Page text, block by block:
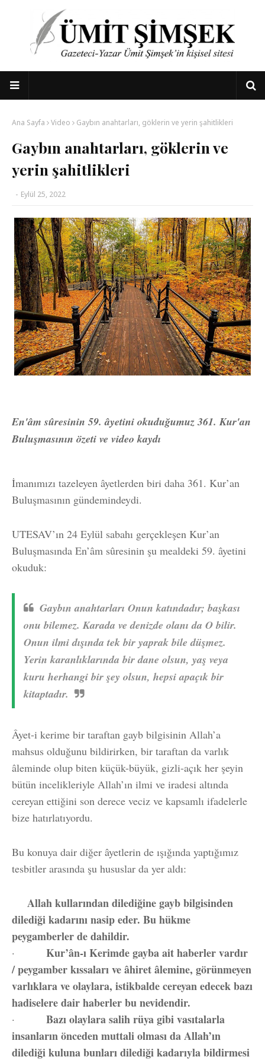
Ana Sayfa Video Gaybın anahtarları, göklerin ve yerin şahitlikleri
Gaybın anahtarları, göklerin ve
yerin şahitlikleri
- Eylül 25, 2022
En'âm sûresinin 59. âyetini okuduğumuz 361. Kur'an
Buluşmasının özeti ve video kaydı
İmanımızı tazeleyen âyetlerden biri daha 361. Kur’an
Buluşmasının gündemindeydi.
UTESAV’ın 24 Eylül sabahı gerçekleşen Kur’an
Buluşmasında En’âm sûresinin şu mealdeki 59. âyetini
okuduk:
Gaybın anahtarları Onun katındadır; başkası
onu bilemez. Karada ve denizde olanı da O bilir.
Onun ilmi dışında tek bir yaprak bile düşmez.
Yerin karanlıklarında bir dane olsun, yaş veya
kuru herhangi bir şey olsun, hepsi apaçık bir
kitaptadır.
Âyet-i kerime bir taraftan gayb bilgisinin Allah’a
mahsus olduğunu bildirirken, bir taraftan da varlık
âleminde olup biten küçük-büyük, gizli-açık her şeyin
bütün incelikleriyle Allah’ın ilmi ve iradesi altında
cereyan ettiğini son derece veciz ve kapsamlı ifadelerle
bize hatırlatıyordu.
Bu konuya dair diğer âyetlerin de ışığında yaptığımız
tesbitler arasında şu hususlar da yer aldı:
Allah kullarından dilediğine gayb bilgisinden
dilediği kadarını nasip eder. Bu hükme
peygamberler de dahildir.
·
Kur’ân-ı Kerimde gayba ait haberler vardır
/ peygamber kıssaları ve âhiret âlemine, görünmeyen
varlıklara ve olaylara, istikbalde cereyan edecek bazı
hadiselere dair haberler bu nevidendir.
·
Bazı olaylara salih rüya gibi vasıtalarla
insanların önceden muttali olması da Allah’ın
dilediği kuluna bunları dilediği kadarıyla bildirmesi